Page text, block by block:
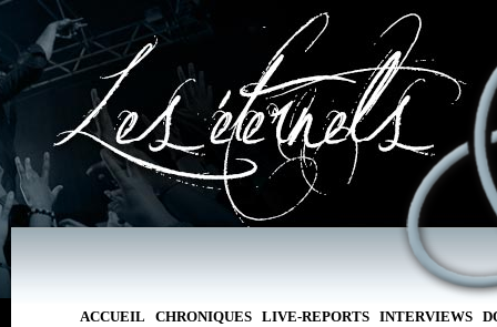
ACCUEIL CHRONIQUES LIVE-REPORTS INTERVIEWS